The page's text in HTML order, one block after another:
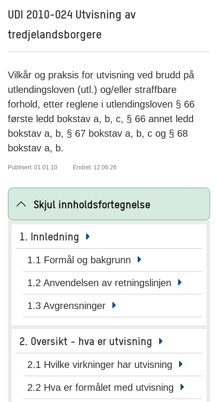
UDI 2010-024 Utvisning av
tredjelandsborgere
Vilkår og praksis for utvisning ved brudd på
utlendingsloven (utl.) og/eller straffbare
forhold, etter reglene i utlendingsloven § 66
første ledd bokstav a, b, c, § 66 annet ledd
bokstav a, b, § 67 bokstav a, b, c og § 68
bokstav a, b.
Publisert: 01.01.10 Endret: 12.06.26
Skjul innholdsfortegnelse
1. Innledning
1.1 Formål og bakgrunn
1.2 Anvendelsen av retningslinjen
1.3 Avgrensninger
2. Oversikt - hva er utvisning
2.1 Hvilke virkninger har utvisning
2.2 Hva er formålet med utvisning